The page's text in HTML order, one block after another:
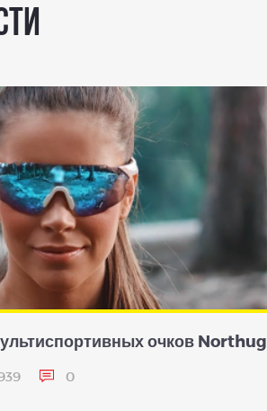
очков Northug
0